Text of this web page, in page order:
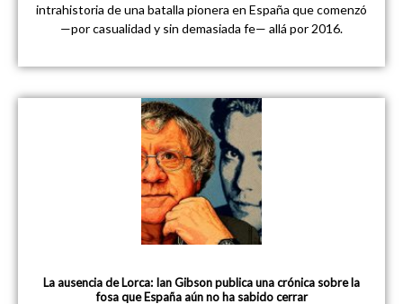
intrahistoria de una batalla pionera en España que comenzó
—por casualidad y sin demasiada fe— allá por 2016.
La ausencia de Lorca: Ian Gibson publica una crónica sobre la
fosa que España aún no ha sabido cerrar